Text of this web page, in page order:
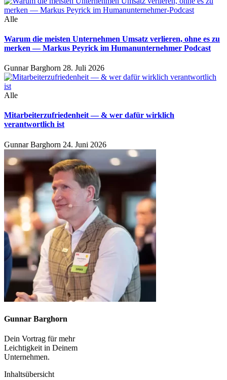
Alle
Warum die meisten Unternehmen Umsatz verlieren, ohne es zu
merken — Markus Peyrick im Humanunternehmer Podcast
Gunnar Barghorn 28. Juli 2026
Alle
Mitarbeiterzufriedenheit — & wer dafür wirklich
verantwortlich ist
Gunnar Barghorn 24. Juni 2026
Gunnar Barghorn
Dein Vortrag für mehr
Leichtigkeit in Deinem
Unternehmen.
Inhaltsübersicht